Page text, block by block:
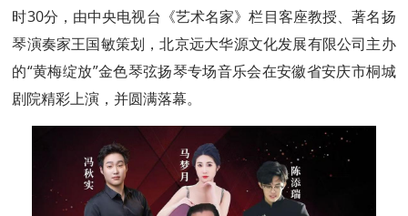
时30分，由中央电视台《艺术名家》栏目客座教授、著名扬
琴演奏家王国敏策划，北京远大华源文化发展有限公司主办
的“黄梅绽放”金色琴弦扬琴专场音乐会在安徽省安庆市桐城
剧院精彩上演，并圆满落幕。